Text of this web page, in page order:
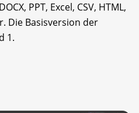
PPT, Excel, CSV, HTML,
Die Basisversion der
1.